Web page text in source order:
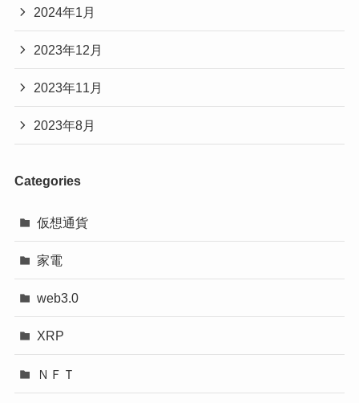
2024年1月
2023年12月
2023年11月
2023年8月
Categories
仮想通貨
家電
web3.0
XRP
ＮＦＴ